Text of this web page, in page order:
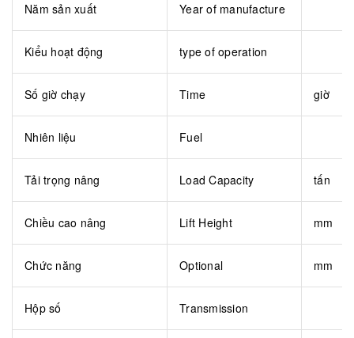
Năm sản xuất Year of manufacture
Kiểu hoạt động type of operation
Số giờ chạy Time giờ
Nhiên liệu Fuel
Tải trọng nâng Load Capacity tấn
Chiều cao nâng Lift Height mm
Chức năng Optional mm
Hộp số Transmission